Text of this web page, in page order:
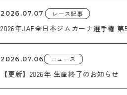
2026.07.07 レース記事
2026年JAF全日本ジムカーナ選手権
2026.07.06 ニュース
【更新】2026年 生産終了のお知らせ